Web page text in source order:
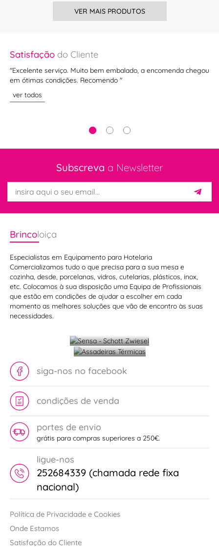
VER MAIS PRODUTOS
Satisfação do Cliente
"Excelente serviço. Muito bem embalado, a encomenda chegou
em ótimas condições. Recomendo "
ver todos
Subscreva a Newsletter
Brincoloiça
Especialistas em Equipamento para Hotelaria
Comercializamos tudo o que precisa para a sua mesa e
cozinha, desde, porcelanas, vidros, cutelarias, plásticos, inox,
etc. Colocamos à sua disposição uma Equipa de Profissionais
que estão em condições de ajudar a escolher em cada
momento as melhores soluções que vão de encontro às suas
necessidades.
Sensa -
Térmicas
siga-nos no facebook
condições de venda
portes de envio
grátis para compras superiores a 250€.
ligue-nos
252684339 (chamada rede fixa
nacional)
Política de Privacidade e Cookies
Onde Estamos
Satisfação do Cliente